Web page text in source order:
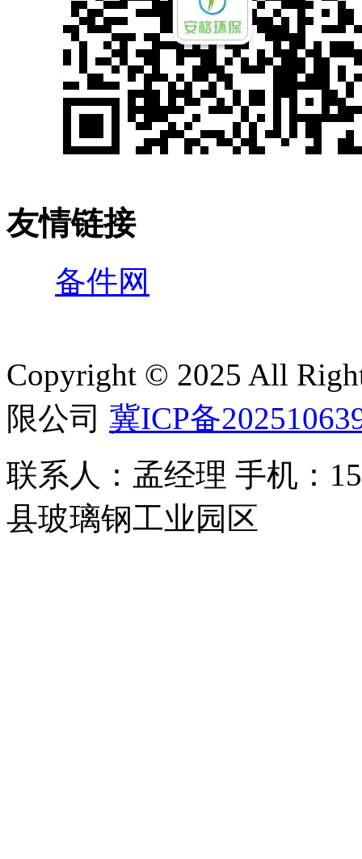
友情链接
备件网
Copyright © 2025 All
限公司 冀ICP备
联系人：孟经理 手机：
县玻璃钢工业园区